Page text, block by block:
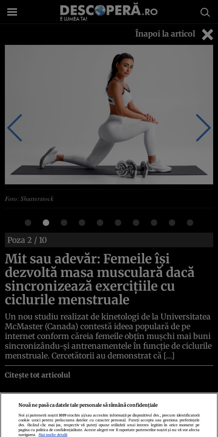
Înapoi la articol
Foto: Shutterstock
Poza 2 / 10
Mit sau adevăr: Femeile își
dezvoltă masa musculară dacă
sincronizează exercițiile cu
ciclurile menstruale
Un nou studiu realizat de kinetologi de la Universitatea
McMaster (Canada) contestă ideea populară de pe
internet conform căreia femeile obțin mușchi mai buni
sincronizându-și antrenamentele în funcție de ciclurile
menstruale. Cercetătorii au demonstrat că […]
Citește tot articolul
Politica de confidenţialitatePolitica de cookiesTermeni şi condiţii
Echipa redacționalăContactSetări Cookies
Nouă ne pasă ca datele tale personale să rămână confidențiale
Noi și partenerii noștri1019 stocăm și/sau accesăm informații pe dispozitivul dvs., precum identificatorii
cookie unici pentru prelucrarea datelor cu caracter personal. Puteți accepta sau gestiona preferințele
dvs. făcând clic mai jos, respectiv vă puteți opune utilizării unui interes legitim în orice moment pe
pagina cu politica de confidențialitate. Aceste alegeri vor fi raportate partenerilor noștri și nu vă vor afecta
navigarea.
Mai multe detalii